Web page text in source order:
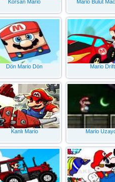
Korsan Mario Mario Bulut
Dön Mario Dön Mario Drift
Kanlı Mario Mario